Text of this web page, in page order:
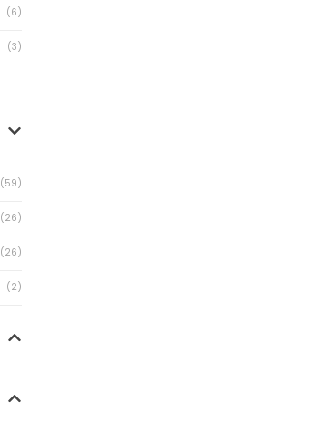
(6)
(3)
(59)
(26)
(26)
(2)